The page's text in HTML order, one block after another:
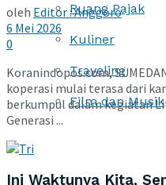
Ruang Pajak
Kuliner
Traveling
Film dan Musik
oleh Editor : Anggoro
6 Mei 2026
0
Koranindopos.com,
koperasi mulai terasa dari
berkumpul dalam kegiatan
Generasi ...
Ini Waktunya Kita,